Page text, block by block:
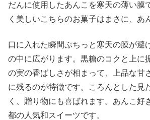
だんに使用したあんこを寒天の薄い膜
く美しいこちらのお菓子はまさに、あ
口に入れた瞬間ぷちっと寒天の膜が避
の中に広がります。黒糖のコクと上に
の実の香ばしさが相まって、上品な甘
に残るのが特徴です。ころんとした見
く、贈り物にも喜ばれます。あんこ好
都の人気和スイーツです。